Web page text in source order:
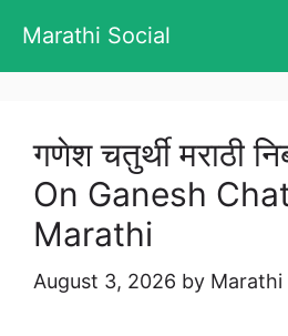
content
Marathi Social
गणेश चतुर्थी मराठी
On Ganesh
Marathi
August 3, 2026 by Marathi